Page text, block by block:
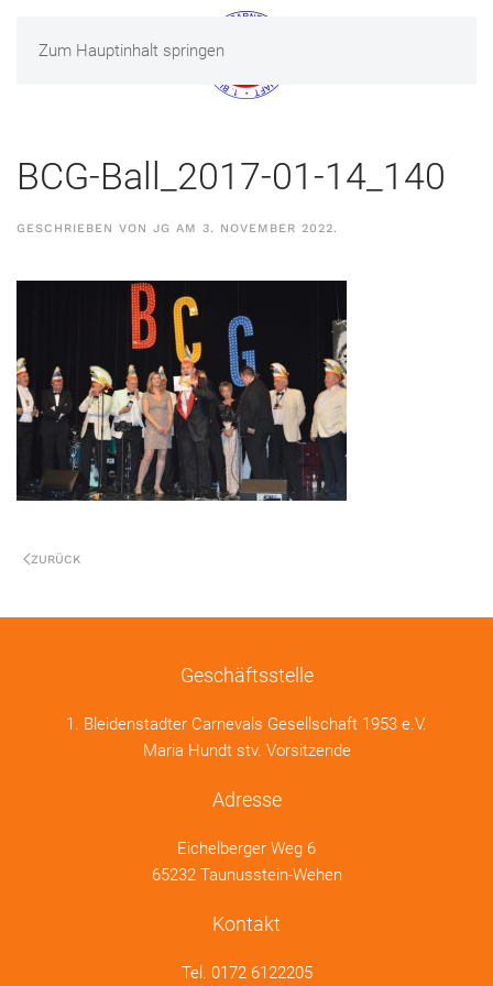
Zum Hauptinhalt springen
MENÜ
BCG-Ball_2017-01-14_140
GESCHRIEBEN VON JG AM 3. NOVEMBER 2022.
ZURÜCK
Geschäftsstelle
1. Bleidenstadter Carnevals Gesellschaft 1953 e.V.
Maria Hundt stv. Vorsitzende
Adresse
Eichelberger Weg 6
65232 Taunusstein-Wehen
Kontakt
Tel. 0172 6122205